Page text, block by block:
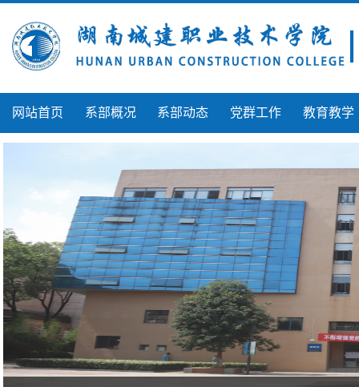
网站首页 系部概况 系部动态 党群工作 教育教学